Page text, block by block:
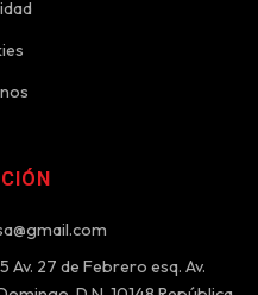
Av. 27 de Febrero esq. Av.